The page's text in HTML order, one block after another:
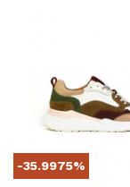
-35.9975%